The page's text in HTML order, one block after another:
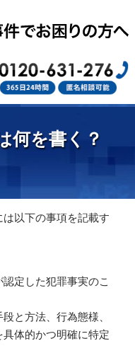
何を書く？
以下の事項を記載す
定した犯罪事実のこ
と方法、行為態様、
体的かつ明確に特定